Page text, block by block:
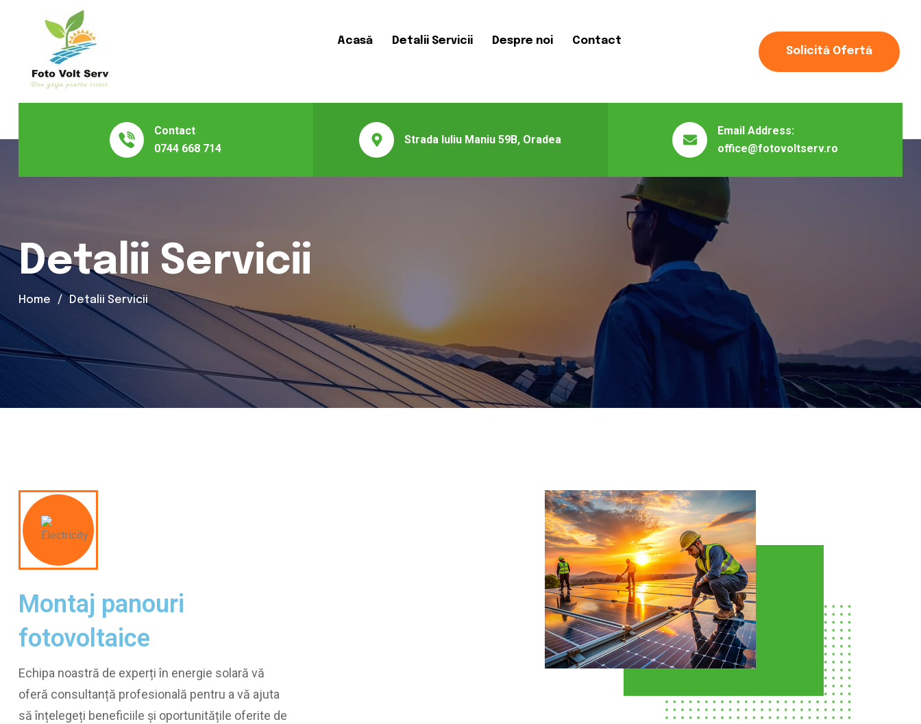
Acasă Detalii Servicii Despre noi
Contact
Solicită Ofertă
Contact
0744 668 714
Strada Iuliu Maniu 59B, Oradea
Email Address:
office@fotovoltserv.ro
Detalii Servicii
Home Detalii Servicii
Montaj panouri
fotovoltaice
Echipa noastră de experți în energie solară vă
oferă consultanță profesională pentru a vă ajuta
să înțelegeți beneficiile și oportunitățile oferite de